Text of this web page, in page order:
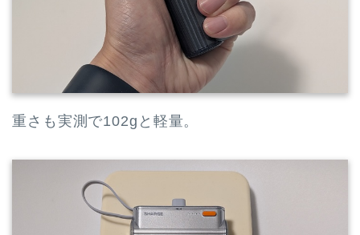
重さも実測で102gと軽量。